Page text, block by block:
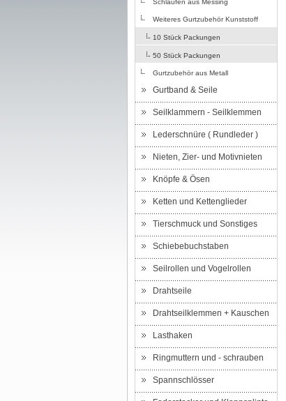
Schlaufen aus Messing
Weiteres Gurtzubehör Kunststoff
10 Stück Packungen
50 Stück Packungen
Gurtzubehör aus Metall
Gurtband & Seile
Seilklammern - Seilklemmen
Lederschnüre ( Rundleder )
Nieten, Zier- und Motivnieten
Knöpfe & Ösen
Ketten und Kettenglieder
Tierschmuck und Sonstiges
Schiebebuchstaben
Seilrollen und Vogelrollen
Drahtseile
Drahtseilklemmen + Kauschen
Lasthaken
Ringmuttern und - schrauben
Spannschlösser